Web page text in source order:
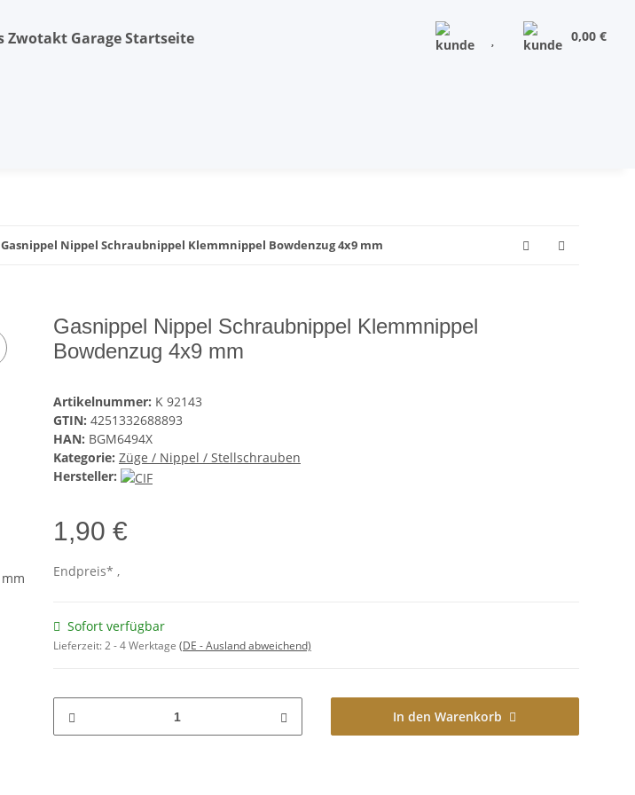
0,00 €
Gasnippel Nippel Schraubnippel Klemmnippel Bowdenzug 4x9 mm
Gasnippel Nippel Schraubnippel Klemmnippel
Bowdenzug 4x9 mm
Artikelnummer: K 92143
GTIN: 4251332688893
HAN: BGM6494X
Kategorie: Züge / Nippel / Stellschrauben
Hersteller:
1,90 €
Endpreis* ,
Sofort verfügbar
Lieferzeit:2 - 4 Werktage (DE - Ausland abweichend)
In den Warenkorb